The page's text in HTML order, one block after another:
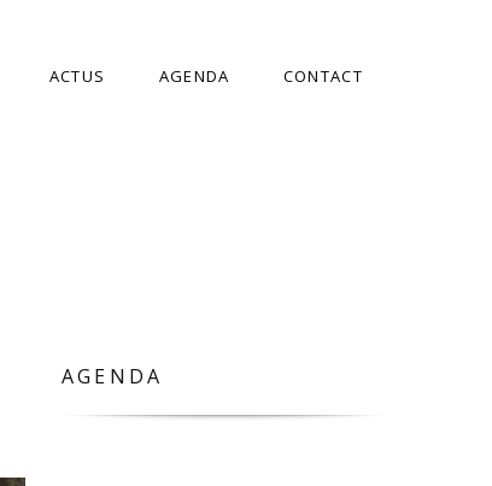
ACTUS AGENDA CONTACT
AGENDA